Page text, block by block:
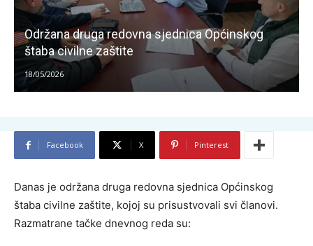
Održana druga redovna sjednica Općinskog
štaba civilne zaštite
18/05/2026
Facebook X Pinterest
Danas je održana druga redovna sjednica Općinskog
štaba civilne zaštite, kojoj su prisustvovali svi članovi.
Razmatrane tačke dnevnog reda su: